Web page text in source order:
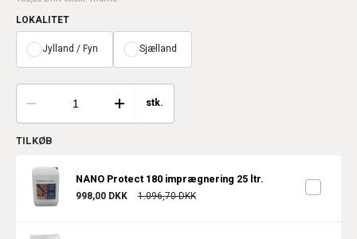
LOKALITET
Jylland / Fyn Sjælland
stk.
TILKØB
NANO Protect 180 imprægnering 25 ltr.
998,00 DKK 1.096,70 DKK